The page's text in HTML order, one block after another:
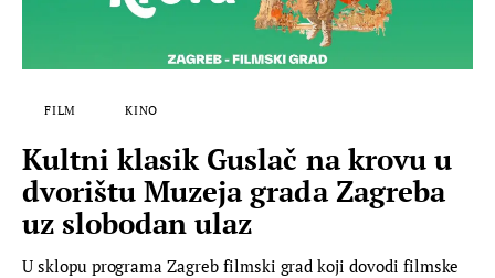
MUSIC BOX
FILM KINO
Kultni klasik Guslač na krovu u
dvorištu Muzeja grada Zagreba
uz slobodan ulaz
U sklopu programa Zagreb filmski grad koji dovodi filmske